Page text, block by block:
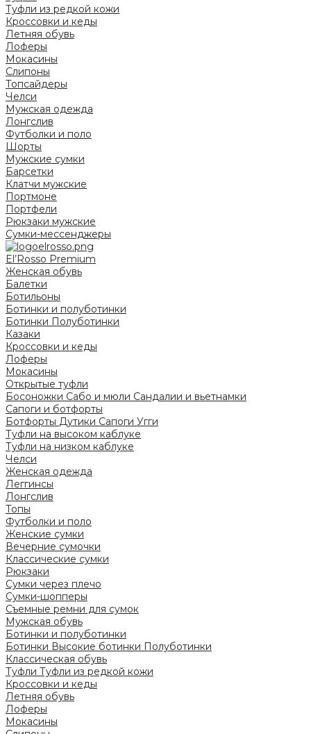
Туфли из редкой кожи
Кроссовки и кеды
Летняя обувь
Лоферы
Мокасины
Слипоны
Топсайдеры
Челси
Мужская одежда
Лонгслив
Футболки и поло
Шорты
Мужские сумки
Барсетки
Клатчи мужские
Портмоне
Портфели
Рюкзаки мужские
Сумки-мессенджеры
El’Rosso Premium
Женская обувь
Балетки
Ботильоны
Ботинки и полуботинки
Ботинки Полуботинки
Казаки
Кроссовки и кеды
Лоферы
Мокасины
Открытые туфли
Босоножки Сабо и мюли Сандалии и вьетнамки
Сапоги и ботфорты
Ботфорты Дутики Сапоги Угги
Туфли на высоком каблуке
Туфли на низком каблуке
Челси
Женская одежда
Леггинсы
Лонгслив
Топы
Футболки и поло
Женские сумки
Вечерние сумочки
Классические сумки
Рюкзаки
Сумки через плечо
Сумки-шопперы
Съемные ремни для сумок
Мужская обувь
Ботинки и полуботинки
Ботинки Высокие ботинки Полуботинки
Классическая обувь
Туфли Туфли из редкой кожи
Кроссовки и кеды
Летняя обувь
Лоферы
Мокасины